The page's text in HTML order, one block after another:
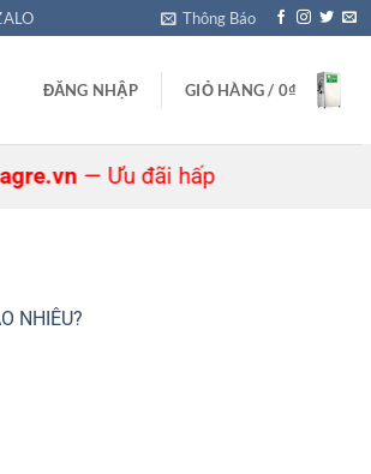
Thông Báo
ĐĂNG NHẬP GIỎ HÀNG / 0₫
— Ưu đãi hấp dẫn đang chờ bạn! 🎁
NHIÊU?